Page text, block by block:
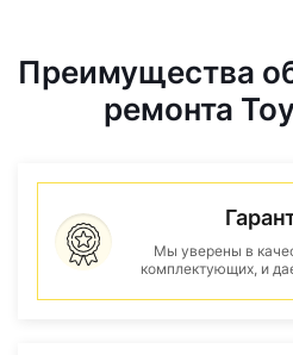
Преимущества
ремонта
Мы уверены в
комплектующих, и